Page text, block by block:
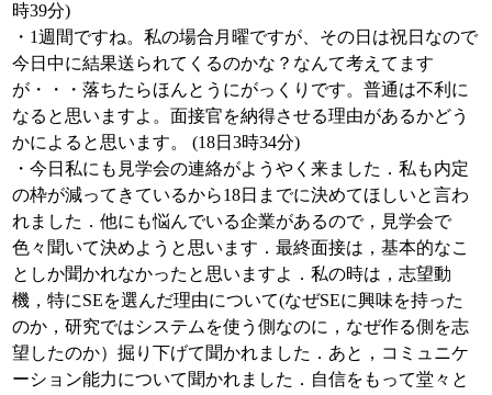
時39分)
・1週間ですね。私の場合月曜ですが、その日は祝日なので
今日中に結果送られてくるのかな？なんて考えてます
が・・・落ちたらほんとうにがっくりです。普通は不利に
なると思いますよ。面接官を納得させる理由があるかどう
かによると思います。 (18日3時34分)
・今日私にも見学会の連絡がようやく来ました．私も内定
の枠が減ってきているから18日までに決めてほしいと言わ
れました．他にも悩んでいる企業があるので，見学会で
色々聞いて決めようと思います．最終面接は，基本的なこ
としか聞かれなかったと思いますよ．私の時は，志望動
機，特にSEを選んだ理由について(なぜSEに興味を持った
のか，研究ではシステムを使う側なのに，なぜ作る側を志
望したのか）掘り下げて聞かれました．あと，コミュニケ
ーション能力について聞かれました．自信をもって堂々と